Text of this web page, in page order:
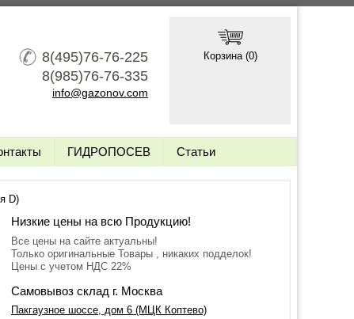
8(495)76-76-225
8(985)76-76-335
info@gazonov.com
Корзина (0)
ГИДРОПОСЕВ Статьи
D)
Низкие цены на всю Продукцию!
Все цены на сайте актуальны!
Только оригинальные Товары , никаких подделок!
Цены с учетом НДС 22%
Самовывоз склад г. Москва
Пакгаузное шоссе, дом 6 (МЦК Коптево)